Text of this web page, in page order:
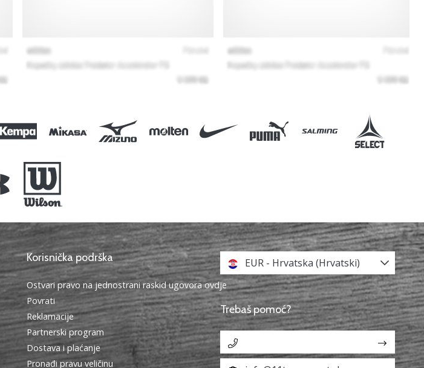
Korisnička podrška
Ostvari pravo na jednostrani raskid ugovora ovdje
Povrati
Reklamacije
Partnerski program
Dostava i plaćanje
Pronađi pravu veličinu
EUR - Hrvatska (Hrvatski)
Trebaš pomoć?